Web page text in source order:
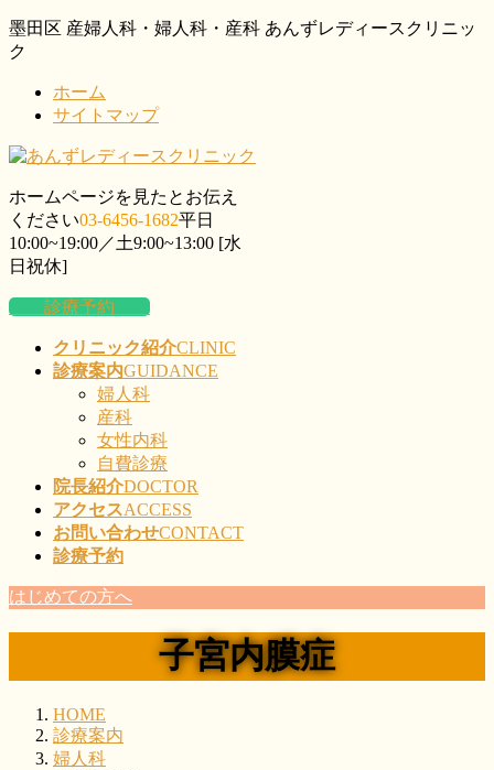
コ
ン
に
移
動
ナ
ビ
ョ
ン
に
移
動
墨田区 産婦人科・婦人科・産科 あんずレディースクリニッ
ク
ホーム
サイトマップ
ホームページを見たとお伝え
ください03-6456-1682平日
10:00~19:00／土9:00~13:00 [水
日祝休]
診療予約
クリニック紹介CLINIC
診療案内GUIDANCE
婦人科
産科
女性内科
自費診療
院長紹介DOCTOR
アクセスACCESS
お問い合わせCONTACT
診療予約
はじめての方へ
子宮内膜症
HOME
診療案内
婦人科